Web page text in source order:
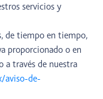
servicios y
de tiempo en tiempo,
proporcionado o en
a través de nuestra
aviso-de-